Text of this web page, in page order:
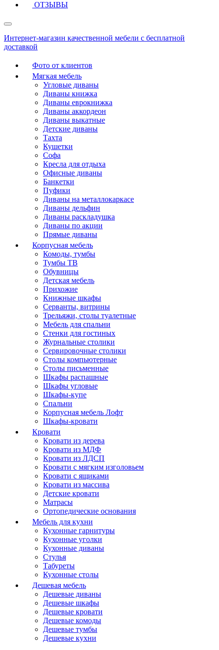
ОТЗЫВЫ
Интернет-магазин качественной мебели с бесплатной
доставкой
Фото от клиентов
Мягкая мебель
Угловые диваны
Диваны книжка
Диваны еврокнижка
Диваны аккордеон
Диваны выкатные
Детские диваны
Тахта
Кушетки
Софа
Кресла для отдыха
Офисные диваны
Банкетки
Пуфики
Диваны на металлокаркасе
Диваны дельфин
Диваны раскладушка
Диваны по акции
Прямые диваны
Корпусная мебель
Комоды, тумбы
Тумбы ТВ
Обувницы
Детская мебель
Прихожие
Книжные шкафы
Серванты, витрины
Трельяжи, столы туалетные
Мебель для спальни
Стенки для гостиных
Журнальные столики
Сервировочные столики
Столы компьютерные
Столы письменные
Шкафы распашные
Шкафы угловые
Шкафы-купе
Спальни
Корпусная мебель Лофт
Шкафы-кровати
Кровати
Кровати из дерева
Кровати из МДФ
Кровати из ЛДСП
Кровати с мягким изголовьем
Кровати с ящиками
Кровати из массива
Детские кровати
Матрасы
Ортопедические основания
Мебель для кухни
Кухонные гарнитуры
Кухонные уголки
Кухонные диваны
Стулья
Табуреты
Кухонные столы
Дешевая мебель
Дешевые диваны
Дешевые шкафы
Дешевые кровати
Дешевые комоды
Дешевые тумбы
Дешевые кухни